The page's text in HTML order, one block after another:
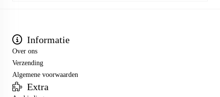
Informatie
Over ons
Verzending
Algemene voorwaarden
Extra